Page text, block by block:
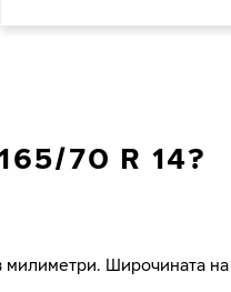
70 R 14?
милиметри. Широчината